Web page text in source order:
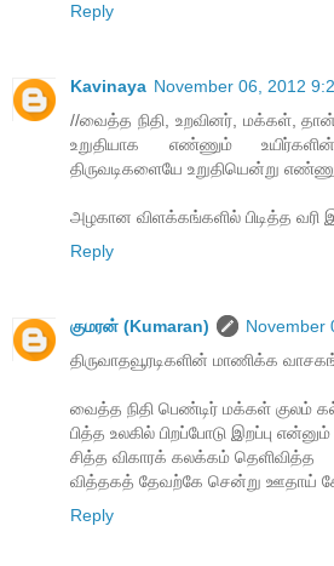
Reply
Kavinaya November 06, 2012
//வைத்த நிதி, உறவினர், மக்கள்,
உறுதியாக எண்ணும்
திருவடிகளையே உறுதியென்று
அழகான விளக்கங்களில் பிடித்த வரி
Reply
குமரன் (Kumaran)
November
திருவாதவூரடிகளின் மாணிக்க
வைத்த நிதி பெண்டிர் மக்கள் குலம்
பித்த உலகில் பிறப்போடு இறப்பு என்னும்
சித்த விகாரக் கலக்கம் தெளிவித்த
வித்தகத் தேவற்கே சென்று ஊதாய்
Reply